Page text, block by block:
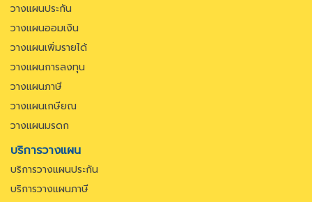
วางแผนประกัน
วางแผนออมเงิน
วางแผนเพิ่มรายได้
วางแผนการลงทุน
วางแผนภาษี
วางแผนเกษียณ
วางแผนมรดก
บริการวางแผน
บริการวางแผนประกัน
บริการวางแผนภาษี